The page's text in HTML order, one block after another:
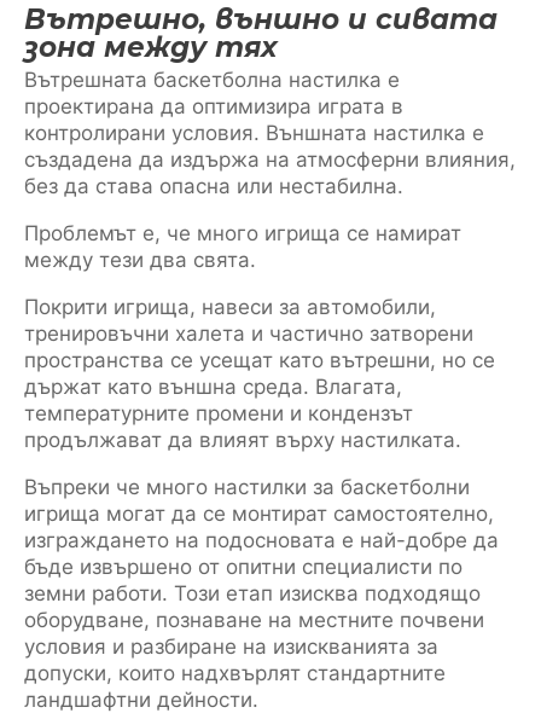
Вътрешно, външно и сивата
зона между тях
Вътрешната баскетболна настилка е
проектирана да оптимизира играта в
контролирани условия. Външната настилка е
създадена да издържа на атмосферни влияния,
без да става опасна или нестабилна.
Проблемът е, че много игрища се намират
между тези два свята.
Покрити игрища, навеси за автомобили,
тренировъчни халета и частично затворени
пространства се усещат като вътрешни, но се
държат като външна среда. Влагата,
температурните промени и кондензът
продължават да влияят върху настилката.
Въпреки че много настилки за баскетболни
игрища могат да се монтират самостоятелно,
изграждането на подосновата е най-добре да
бъде извършено от опитни специалисти по
земни работи. Този етап изисква подходящо
оборудване, познаване на местните почвени
условия и разбиране на изискванията за
допуски, които надхвърлят стандартните
ландшафтни дейности.